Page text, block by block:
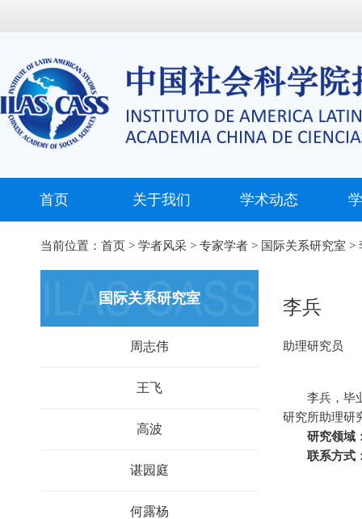
首页 关于我们 学术动态
当前位置： 首页 > 学者风采 > 专家学者 > 国际关系研究室 >
国际关系研究室
周志伟
王飞
高波
谌园庭
何露杨
李兵
助理研究员
李兵，毕
研究所助理研
研究领域
联系方式